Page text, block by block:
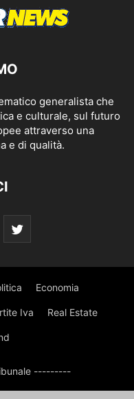
generalista che
e culturale, sul futuro
attraverso una
e di qualità.
Economia
Iva Real Estate
---------